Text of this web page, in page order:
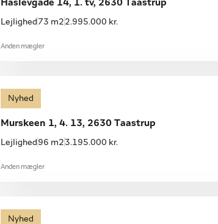
Haslevgade 14, 1. tv, 2630 Taastrup
Lejlighed 73 m2 2.995.000 kr.
Anden mægler
Nyhed
Murskeen 1, 4. 13, 2630 Taastrup
Lejlighed 96 m2 3.195.000 kr.
Anden mægler
Nyhed